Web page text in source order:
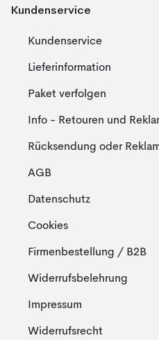
Kundenservice
Kundenservice
Lieferinformation
Paket verfolgen
Info - Retouren und
Rücksendung oder
AGB
Datenschutz
Cookies
Firmenbestellung / B2B
Widerrufsbelehrung
Impressum
Widerrufsrecht